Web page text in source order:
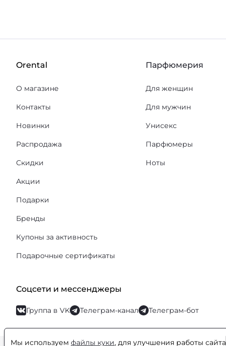
Orental
О магазине
Контакты
Новинки
Распродажа
Скидки
Акции
Подарки
Бренды
Купоны за активность
Подарочные сертификаты
Парфюмерия
Для женщин
Для мужчин
Унисекс
Парфюмеры
Ноты
Соцсети и мессенджеры
Группа в VK Телеграм-канал Телеграм-бот
Мы используем файлы куки, для улучшения работы сайта